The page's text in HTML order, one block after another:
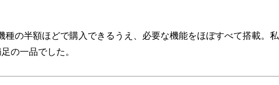
種の半額ほどで購入できるうえ、必要な機能をほぼすべて搭載。私
の一品でした。